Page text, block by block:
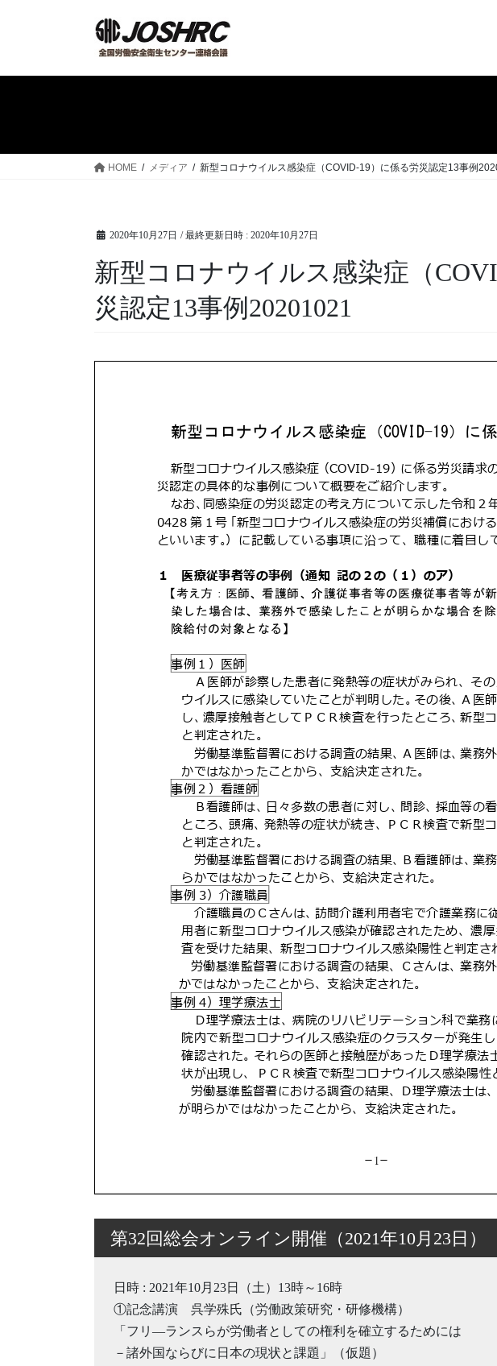
HOME メディア 新型コロナウイルス感染症（COVID-19）に係る労災認定13事例
2020年10月27日 / 最終更新日時 : 2020年10月27日
新型コロナウイルス感染症（
災認定13事例20201021
第32回総会オンライン開催（2021年10月23日）
日時 : 2021年10月23日（土）13時～16時
①記念講演 呉学殊氏（労働政策研究・研修機構）
「フリ―ランスらが労働者としての権利を確立するためには
－諸外国ならびに日本の現状と課題」（仮題）